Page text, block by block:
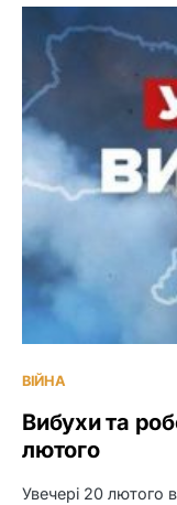
ВІЙНА
Вибухи та
лютого
Увечері 20 лютого